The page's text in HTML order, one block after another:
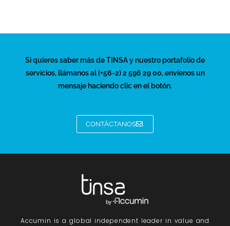
Si quieres saber más de TINSA y nuestro portafolio de
servicios, llámanos al (+56-2) 2 596 29 00, envíenos un
mensaje haciendo clic en el botón.
CONTÁCTANOS
Accumin is a global independent leader in value and